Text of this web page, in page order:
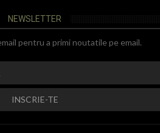
NEWSLETTER
pentru a primi noutatile pe email.